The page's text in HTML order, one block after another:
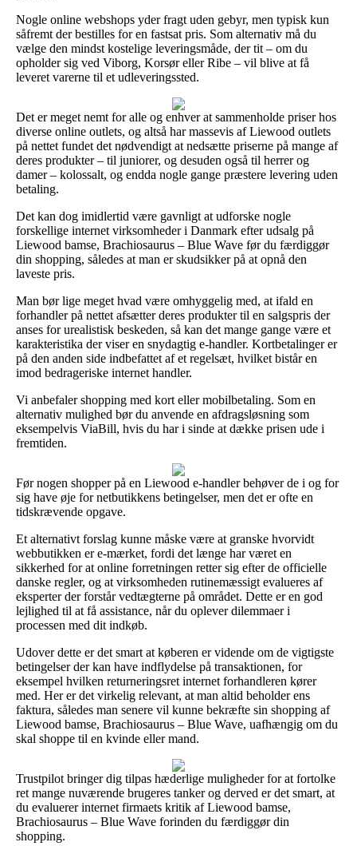
Nogle online webshops yder fragt uden gebyr, men typisk kun
såfremt der bestilles for en fastsat pris. Som alternativ må du
vælge den mindst kostelige leveringsmåde, der tit – om du
opholder sig ved Viborg, Korsør eller Ribe – vil blive at få
leveret varerne til et udleveringssted.
Det er meget nemt for alle og enhver at sammenholde priser hos
diverse online outlets, og altså har massevis af Liewood outlets
på nettet fundet det nødvendigt at nedsætte priserne på mange af
deres produkter – til juniorer, og desuden også til herrer og
damer – kolossalt, og endda nogle gange præstere levering uden
betaling.
Det kan dog imidlertid være gavnligt at udforske nogle
forskellige internet virksomheder i Danmark efter udsalg på
Liewood bamse, Brachiosaurus – Blue Wave før du færdiggør
din shopping, således at man er skudsikker på at opnå den
laveste pris.
Man bør lige meget hvad være omhyggelig med, at ifald en
forhandler på nettet afsætter deres produkter til en salgspris der
anses for urealistisk beskeden, så kan det mange gange være et
karakteristika der viser en snydagtig e-handler. Kortbetalinger er
på den anden side indbefattet af et regelsæt, hvilket bistår en
imod bedrageriske internet handler.
Vi anbefaler shopping med kort eller mobilbetaling. Som en
alternativ mulighed bør du anvende en afdragsløsning som
eksempelvis ViaBill, hvis du har i sinde at dække prisen ude i
fremtiden.
Før nogen shopper på en Liewood e-handler behøver de i og for
sig have øje for netbutikkens betingelser, men det er ofte en
tidskrævende opgave.
Et alternativt forslag kunne måske være at granske hvorvidt
webbutikken er e-mærket, fordi det længe har været en
sikkerhed for at online forretningen retter sig efter de officielle
danske regler, og at virksomheden rutinemæssigt evalueres af
eksperter der forstår vedtægterne på området. Dette er en god
lejlighed til at få assistance, når du oplever dilemmaer i
processen med dit indkøb.
Udover dette er det smart at køberen er vidende om de vigtigste
betingelser der kan have indflydelse på transaktionen, for
eksempel hvilken returneringsret internet forhandleren kører
med. Her er det virkelig relevant, at man altid beholder ens
faktura, således man senere vil kunne bekræfte sin shopping af
Liewood bamse, Brachiosaurus – Blue Wave, uafhængig om du
skal shoppe til en kvinde eller mand.
Trustpilot bringer dig tilpas hæderlige muligheder for at fortolke
ret mange nuværende brugeres tanker og derved er det smart, at
du evaluerer internet firmaets kritik af Liewood bamse,
Brachiosaurus – Blue Wave forinden du færdiggør din
shopping.